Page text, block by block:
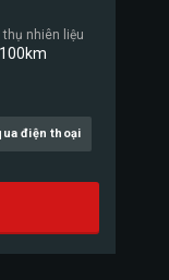
thụ nhiên liệu
điện thoại